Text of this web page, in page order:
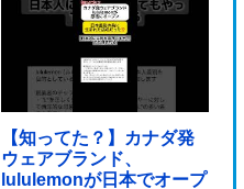
【知ってた？】カナダ発
ウェアブランド、
lululemonが日本でオープ